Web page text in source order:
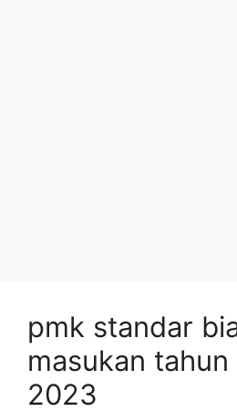
pmk standar
masukan
2023